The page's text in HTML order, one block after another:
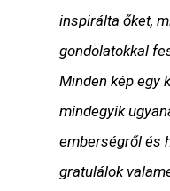
inspirálta őket,
gondolatokkal
Minden kép egy
mindegyik
emberségről és
gratulálok